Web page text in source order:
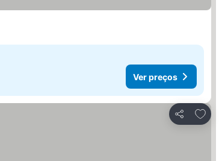
Ver preços
Partilhar